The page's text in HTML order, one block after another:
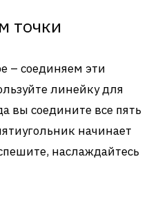
точки
– соединяем эти
линейку для
вы соедините все пять
начинает
наслаждайтесь